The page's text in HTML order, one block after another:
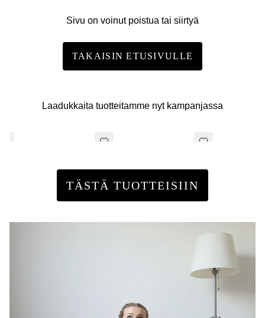
Sivu on voinut poistua tai siirtyä
TAKAISIN ETUSIVULLE
Laadukkaita tuotteitamme nyt kampanjassa
TÄSTÄ TUOTTEISIIN